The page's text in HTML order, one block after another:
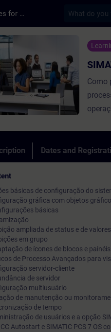
Training Services for Digital Industries
- SIMATIC PCS
Como
os
Dates and
básicas de configuração do
gráfica com objetos
básicas
ampliada de status e de
em grupo
de ícones de blocos e
de Processo Avançados para
servidor-cliente
de servidor
multiusuário
de manutenção ou
de tempo
de usuários e a opção
Autostart e SIMATIC PCS 7 OS